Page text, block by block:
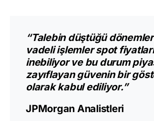
“Talebin düştüğü
vadeli işlemler spot
inebiliyor ve bu durum
zayıflayan güvenin bir
olarak kabul ediliyor.”
JPMorgan Analistleri